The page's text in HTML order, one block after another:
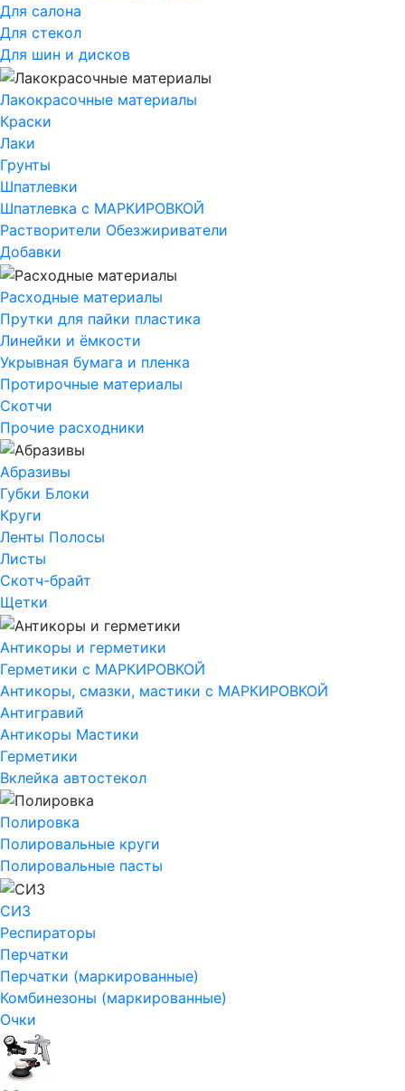
Для салона
Для стекол
Для шин и дисков
Лакокрасочные материалы
Краски
Лаки
Грунты
Шпатлевки
Шпатлевка с МАРКИРОВКОЙ
Растворители Обезжириватели
Добавки
Расходные материалы
Прутки для пайки пластика
Линейки и ёмкости
Укрывная бумага и пленка
Протирочные материалы
Скотчи
Прочие расходники
Абразивы
Губки Блоки
Круги
Ленты Полосы
Листы
Скотч-брайт
Щетки
Антикоры и герметики
Герметики с МАРКИРОВКОЙ
Антикоры, смазки, мастики с МАРКИРОВКОЙ
Антигравий
Антикоры Мастики
Герметики
Вклейка автостекол
Полировка
Полировальные круги
Полировальные пасты
СИЗ
Респираторы
Перчатки
Перчатки (маркированные)
Комбинезоны (маркированные)
Очки